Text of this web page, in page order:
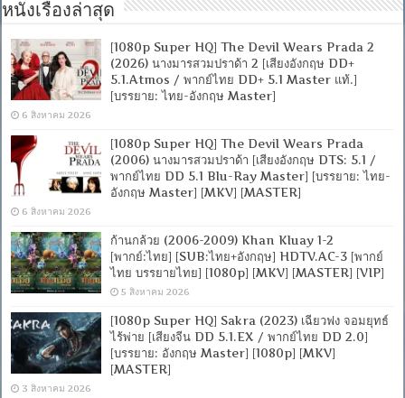
หนังเรื่องล่าสุด
[1080p Super HQ] The Devil Wears Prada 2
(2026) นางมารสวมปราด้า 2 [เสียงอังกฤษ DD+
5.1.Atmos / พากย์ไทย DD+ 5.1 Master แท้.]
[บรรยาย: ไทย-อังกฤษ Master]
6 สิงหาคม 2026
[1080p Super HQ] The Devil Wears Prada
(2006) นางมารสวมปราด้า [เสียงอังกฤษ DTS: 5.1 /
พากย์ไทย DD 5.1 Blu-Ray Master] [บรรยาย: ไทย-
อังกฤษ Master] [MKV] [MASTER]
6 สิงหาคม 2026
ก้านกล้วย (2006-2009) Khan Kluay 1-2
[พากย์:ไทย] [SUB:ไทย+อังกฤษ] HDTV.AC-3 [พากย์
ไทย บรรยายไทย] [1080p] [MKV] [MASTER] [VIP]
5 สิงหาคม 2026
[1080p Super HQ] Sakra (2023) เฉียวฟง จอมยุทธ์
ไร้พ่าย [เสียงจีน DD 5.1.EX / พากย์ไทย DD 2.0]
[บรรยาย: อังกฤษ Master] [1080p] [MKV]
[MASTER]
3 สิงหาคม 2026